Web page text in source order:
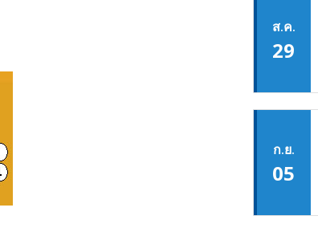
ส.ค.
29
ก.ย.
05